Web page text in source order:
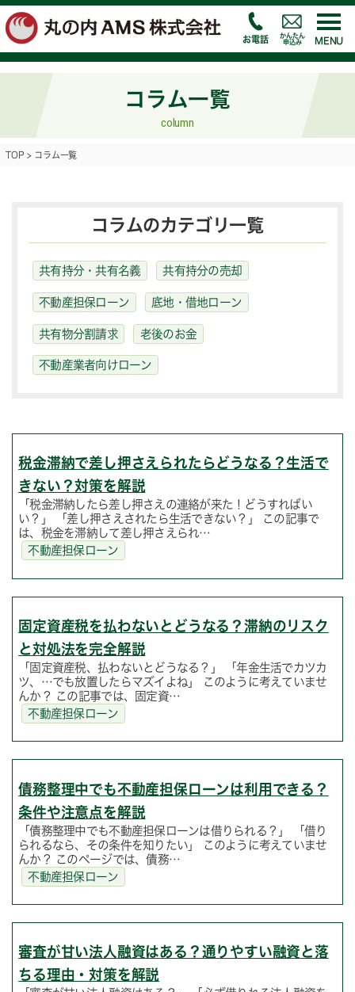
MENU
かんたん
申込み
お電話
コラム一覧
column
TOP> コラム一覧
コラムのカテゴリ一覧
共有持分・共有名義 共有持分の売却
不動産担保ローン 底地・借地ローン
共有物分割請求 老後のお金
不動産業者向けローン
税金滞納で差し押さえられたらどうなる？生活で
きない？対策を解説
「税金滞納したら差し押さえの連絡が来た！どうすればい
い？」 「差し押さえされたら生活できない？」 この記事で
は、税金を滞納して差し押さえられ…
不動産担保ローン
固定資産税を払わないとどうなる？滞納のリスク
と対処法を完全解説
「固定資産税、払わないとどうなる？」 「年金生活でカツカ
ツ、…でも放置したらマズイよね」 このように考えていませ
んか？ この記事では、固定資…
不動産担保ローン
債務整理中でも不動産担保ローンは利用できる？
条件や注意点を解説
「債務整理中でも不動産担保ローンは借りられる？」 「借り
られるなら、その条件を知りたい」 このように考えていませ
んか？ このページでは、債務…
不動産担保ローン
審査が甘い法人融資はある？通りやすい融資と落
ちる理由・対策を解説